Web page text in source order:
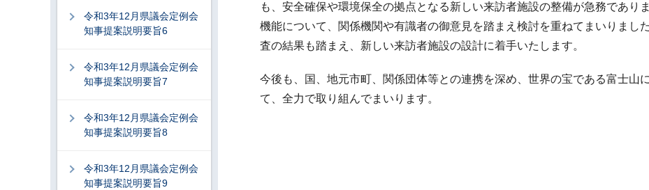
も、安全確保や環境保全の拠点となる新しい来訪者施設の整備が急務であり
機能について、関係機関や有識者の御意見を踏まえ検討を重ねてまいりまし
査の結果も踏まえ、新しい来訪者施設の設計に着手いたします。
今後も、国、地元市町、関係団体等との連携を深め、世界の宝である富士山
て、全力で取り組んでまいります。
令和3年12月県議会定例会
知事提案説明要旨6
令和3年12月県議会定例会
知事提案説明要旨7
令和3年12月県議会定例会
知事提案説明要旨8
令和3年12月県議会定例会
知事提案説明要旨9